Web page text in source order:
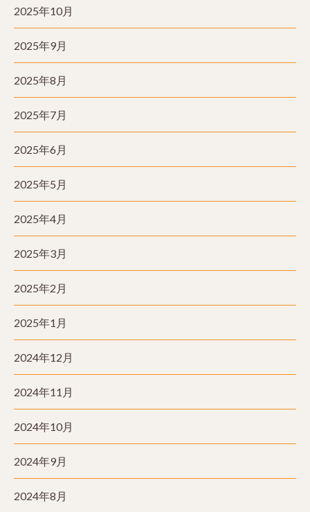
2025年10月
2025年9月
2025年8月
2025年7月
2025年6月
2025年5月
2025年4月
2025年3月
2025年2月
2025年1月
2024年12月
2024年11月
2024年10月
2024年9月
2024年8月